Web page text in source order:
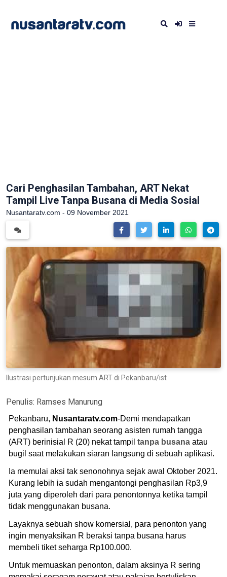
Cari Penghasilan Tambahan, ART Nekat
Tampil Live Tanpa Busana di Media Sosial
Nusantaratv.com - 09 November 2021
Ilustrasi pertunjukan mesum ART di Pekanbaru/ist
Penulis: Ramses Manurung
Pekanbaru, Nusantaratv.com-Demi mendapatkan
penghasilan tambahan seorang asisten rumah tangga
(ART) berinisial R (20) nekat tampil tanpa busana atau
bugil saat melakukan siaran langsung di sebuah aplikasi.
Ia memulai aksi tak senonohnya sejak awal Oktober 2021.
Kurang lebih ia sudah mengantongi penghasilan Rp3,9
juta yang diperoleh dari para penontonnya ketika tampil
tidak menggunakan busana.
Layaknya sebuah show komersial, para penonton yang
ingin menyaksikan R beraksi tanpa busana harus
membeli tiket seharga Rp100.000.
Untuk memuaskan penonton, dalam aksinya R sering